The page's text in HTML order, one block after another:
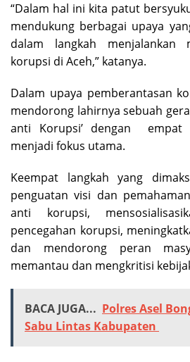
“Dalam hal ini kita patut
mendukung berbagai upaya
dalam langkah menjalankan
korupsi di Aceh,” katanya.
Dalam upaya pemberantasan
mendorong lahirnya sebuah
anti Korupsi’ dengan empat
menjadi fokus utama.
Keempat langkah yang
penguatan visi dan
anti korupsi,
pencegahan korupsi,
dan mendorong peran
memantau dan mengkritisi
BACA JUGA... Polres Asel
Sabu Lintas Kabupaten